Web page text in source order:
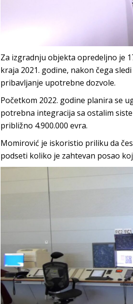
Za izgradnju objekta opredeljno je
kraja 2021. godine, nakon čega
pribavljanje upotrebne dozvole.
Početkom 2022. godine planira se
potrebna integracija sa ostalim
približno 4.900.000 evra.
Momirović je iskoristio priliku da
podseti koliko je zahtevan posao